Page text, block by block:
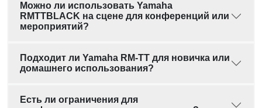
Можно ли использовать Yamaha
RMTTBLACK на сцене для конференций или
мероприятий?
Подходит ли Yamaha RM-TT для новичка или
домашнего использования?
Есть ли ограничения для